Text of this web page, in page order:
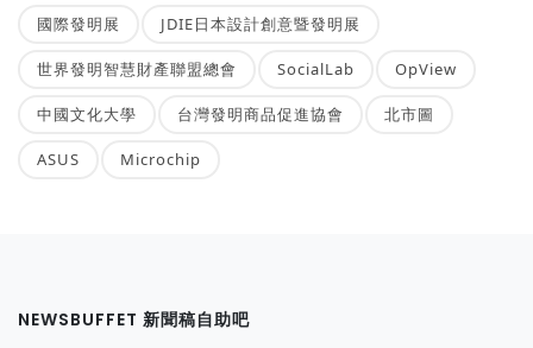
國際發明展 JDIE日本設計創意暨發明展
世界發明智慧財產聯盟總會 SocialLab OpView
中國文化大學 台灣發明商品促進協會 北市圖
ASUS Microchip
NEWSBUFFET 新聞稿自助吧